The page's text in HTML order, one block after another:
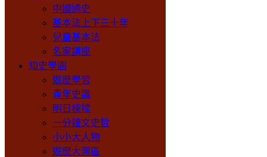
中國通史
基本法上下三十年
兒童基本法
名家講座
知史學園
遊歷學習
青年史識
明日棟樑
一分鐘文史哲
小小大人物
遊歷大灣區